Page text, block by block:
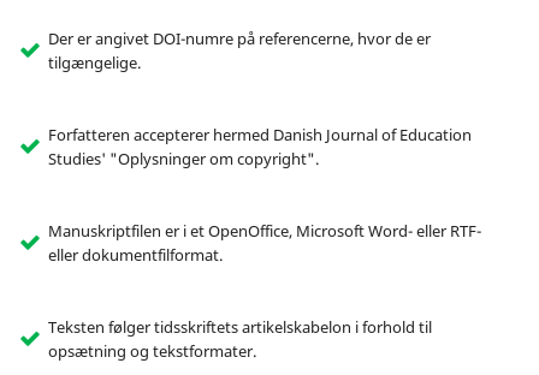
Der er angivet DOI-numre på referencerne, hvor de er
tilgængelige.
Forfatteren accepterer hermed Danish Journal of Education
Studies' "Oplysninger om copyright".
Manuskriptfilen er i et OpenOffice, Microsoft Word- eller RTF-
eller dokumentfilformat.
Teksten følger tidsskriftets artikelskabelon i forhold til
opsætning og tekstformater.